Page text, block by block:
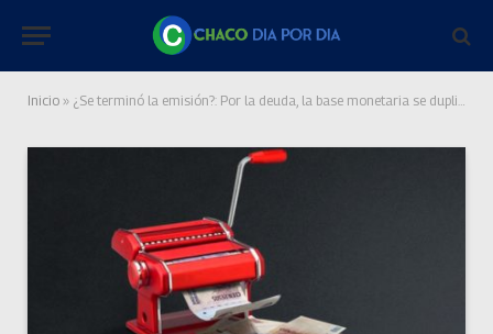
Inicio » ¿Se terminó la emisión?: Por la deuda, la base monetaria se duplicó en el gobierno de Milei